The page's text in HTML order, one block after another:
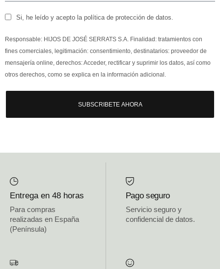
Si, he leído y acepto la política de protección de datos.
Responsable: HIJOS DE JOSÉ SERRATS S.A. Finalidad: tratamientos con
fines comerciales, legitimación: consentimiento, destinatarios: proveedor de
mensajería online, derechos: Acceder, rectificar y suprimir los datos, así como
otros derechos, como se explica en la información adicional.
SUBSCRIBETE AHORA
Entrega en 48 horas
Para compras
realizadas en España
(Península)
Pago seguro
Servicio seguro y
confidencial de datos.